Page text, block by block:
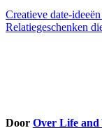
Bericht
navigatie
Creatieve date-
Relatiegeschenken
Door Over Life and